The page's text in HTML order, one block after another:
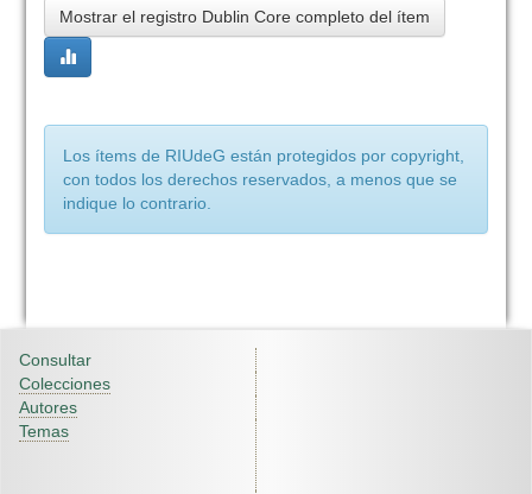
Mostrar el registro Dublin Core completo del ítem
Los ítems de RIUdeG están protegidos por copyright,
con todos los derechos reservados, a menos que se
indique lo contrario.
Consultar
Colecciones
Autores
Temas